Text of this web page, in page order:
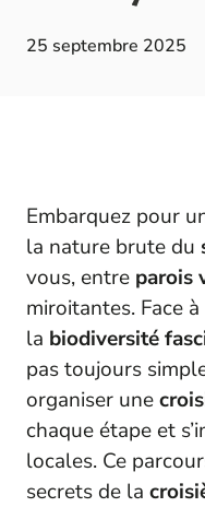
25 septembre 2025
Embarquez pour
la nature brute du
vous, entre parois
miroitantes. Face
la biodiversité
pas toujours
organiser une
chaque étape et
locales. Ce
secrets de la